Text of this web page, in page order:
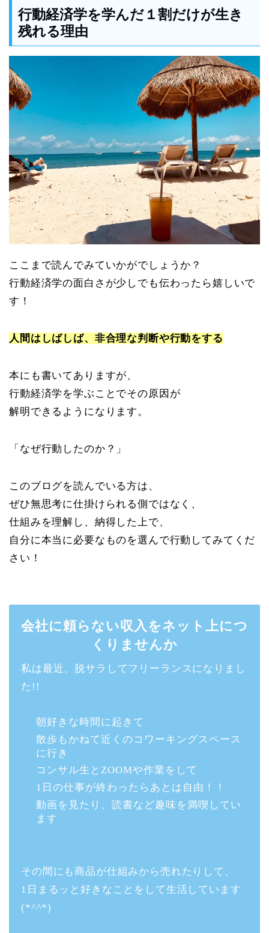
行動経済学を学んだ１割だけが生き
残れる理由
ここまで読んでみていかがでしょうか？
行動経済学の面白さが少しでも伝わったら嬉しいで
す！
人間はしばしば、非合理な判断や行動をする
本にも書いてありますが、
行動経済学を学ぶことでその原因が
解明できるようになります。
「なぜ行動したのか？」
このブログを読んでいる方は、
ぜひ無思考に仕掛けられる側ではなく、
仕組みを理解し、納得した上で、
自分に本当に必要なものを選んで行動してみてくだ
さい！
会社に頼らない収入をネット上につ
くりませんか
私は最近、脱サラしてフリーランスになりまし
た!!
朝好きな時間に起きて
散歩もかねて近くのコワーキングスペース
に行き
コンサル生とZOOMや作業をして
1日の仕事が終わったらあとは自由！！
動画を見たり、読書など趣味を満喫してい
ます
その間にも商品が仕組みから売れたりして、
1日まるッと好きなことをして生活しています
(*^^*)